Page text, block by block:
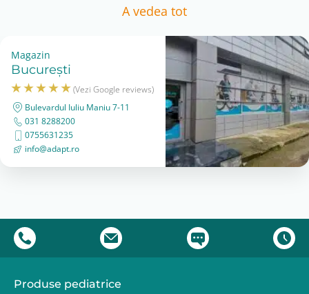
A vedea tot
Magazin
București
(Vezi Google reviews)
Bulevardul Iuliu Maniu 7-11
031 8288200
0755631235
info@adapt.ro
Produse pediatrice